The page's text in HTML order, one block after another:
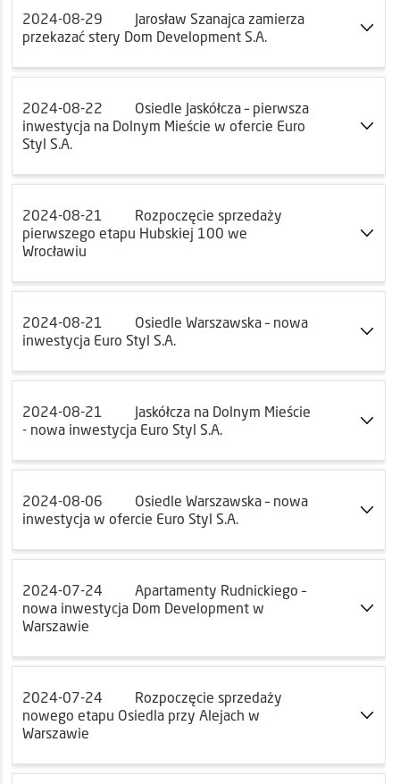
2024-08-29
Jarosław Szanajca zamierza
przekazać stery Dom Development S.A.
2024-08-22
Osiedle Jaskółcza – pierwsza
inwestycja na Dolnym Mieście w ofercie Euro
Styl S.A.
2024-08-21
Rozpoczęcie sprzedaży
pierwszego etapu Hubskiej 100 we
Wrocławiu
2024-08-21
Osiedle Warszawska – nowa
inwestycja Euro Styl S.A.
2024-08-21
Jaskółcza na Dolnym Mieście
- nowa inwestycja Euro Styl S.A.
2024-08-06
Osiedle Warszawska – nowa
inwestycja w ofercie Euro Styl S.A.
2024-07-24
Apartamenty Rudnickiego –
nowa inwestycja Dom Development w
Warszawie
2024-07-24
Rozpoczęcie sprzedaży
nowego etapu Osiedla przy Alejach w
Warszawie